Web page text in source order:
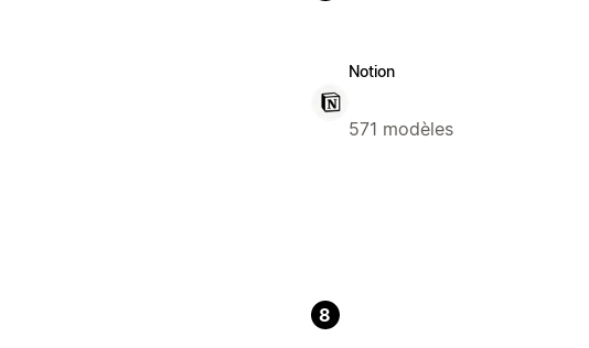
Notion
571 modèles
8